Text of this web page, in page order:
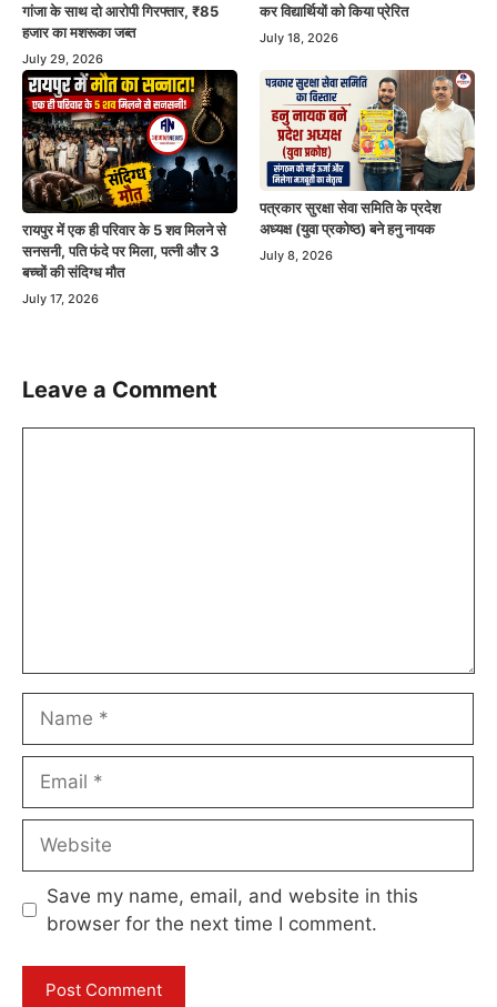
गांजा के साथ दो आरोपी गिरफ्तार, ₹85
हजार का मशरूका जब्त
July 29, 2026
कर विद्यार्थियों को किया प्रेरित
July 18, 2026
रायपुर में एक ही परिवार के 5 शव मिलने से
सनसनी, पति फंदे पर मिला, पत्नी और 3
बच्चों की संदिग्ध मौत
July 17, 2026
पत्रकार सुरक्षा सेवा समिति के प्रदेश
अध्यक्ष (युवा प्रकोष्ठ) बने हनु नायक
July 8, 2026
Leave a Comment
Save my name, email, and website in this
browser for the next time I comment.